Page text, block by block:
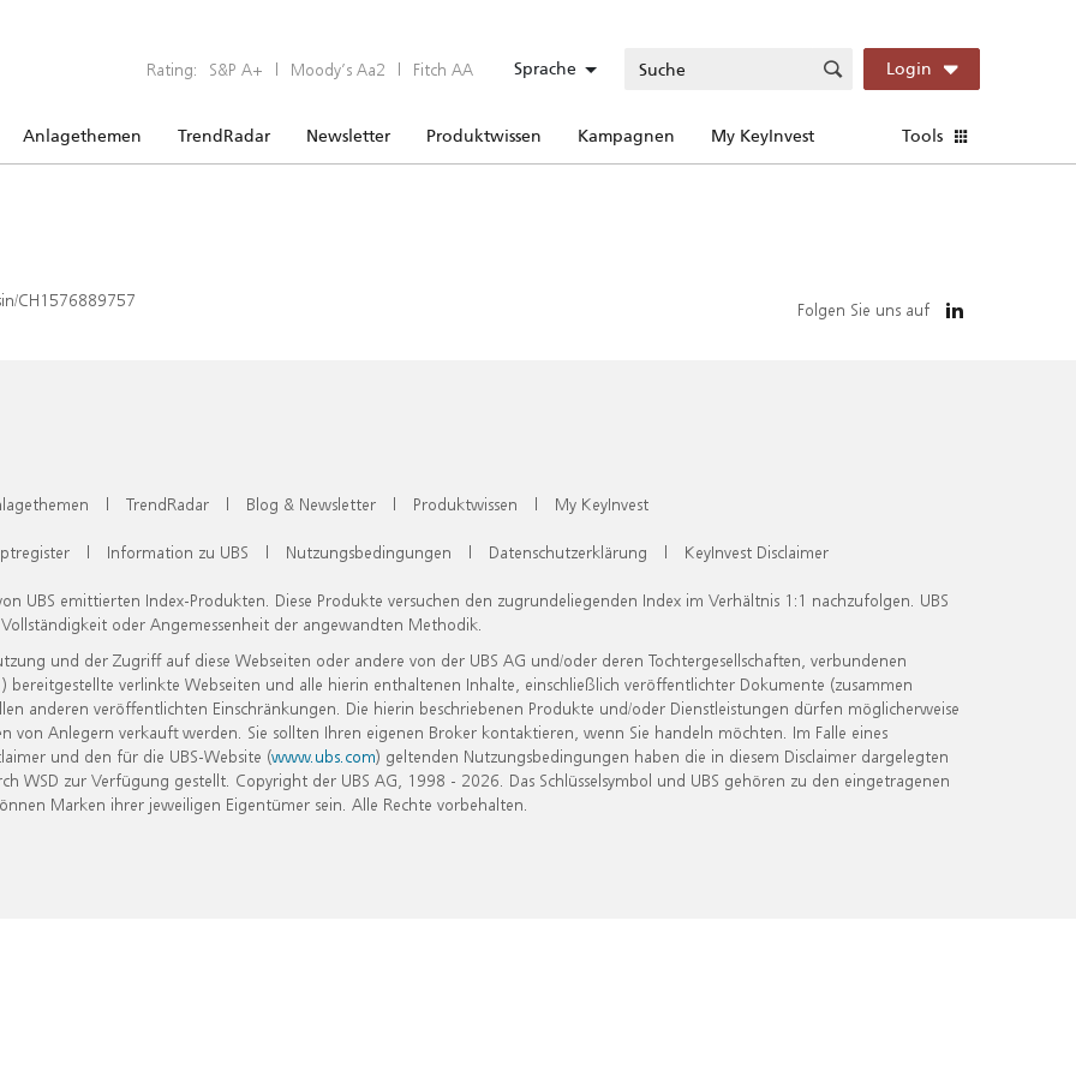
Rating: S&P A+ | Moody’s Aa2 | Fitch AA Sprache Login
Anlagethemen TrendRadar Newsletter Produktwissen Kampagnen My KeyInvest Tools
CH1576889757 Folgen Sie uns auf
| TrendRadar | Blog & Newsletter | Produktwissen | My KeyInvest
| Information zu UBS | Nutzungsbedingungen | Datenschutzerklärung | KeyInvest Disclaimer
UBS emittierten Index-Produkten. Diese Produkte versuchen den zugrundeliegenden Index im Verhältnis 1:1 nachzufolgen. UBS
oder Angemessenheit der angewandten Methodik.
und der Zugriff auf diese Webseiten oder andere von der UBS AG und/oder deren Tochtergesellschaften, verbundenen
verlinkte Webseiten und alle hierin enthaltenen Inhalte, einschließlich veröffentlichter Dokumente (zusammen
anderen veröffentlichten Einschränkungen. Die hierin beschriebenen Produkte und/oder Dienstleistungen dürfen möglicherweise
Anlegern verkauft werden. Sie sollten Ihren eigenen Broker kontaktieren, wenn Sie handeln möchten. Im Falle eines
und den für die UBS-Website (www.ubs.com) geltenden Nutzungsbedingungen haben die in diesem Disclaimer dargelegten
zur Verfügung gestellt. Copyright der UBS AG, 1998 - 2026. Das Schlüsselsymbol und UBS gehören zu den eingetragenen
Marken ihrer jeweiligen Eigentümer sein. Alle Rechte vorbehalten.